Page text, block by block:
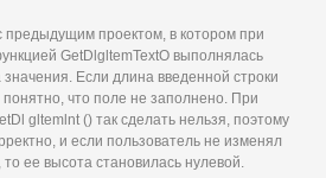
предыдущим проектом, в котором при
GetDlgltemTextO выполнялась
Если длина введенной строки
что поле не заполнено. При
gltemlnt () так сделать нельзя, поэтому
и если пользователь не изменял
то ее высота становилась нулевой.